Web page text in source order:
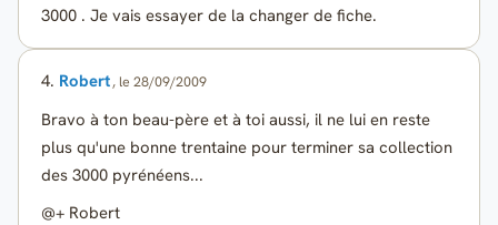
3000 . Je vais essayer de la changer de fiche.
4. Robert, le 28/09/2009
Bravo à ton beau-père et à toi aussi, il ne lui en reste
plus qu'une bonne trentaine pour terminer sa collection
des 3000 pyrénéens...
@+ Robert